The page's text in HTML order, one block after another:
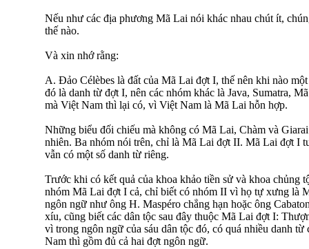
Nếu như các địa phương Mã Lai nói khác nhau chút ít,
thế nào.
Và xin nhớ rằng:
A. Đảo Célèbes là đất của Mã Lai đợt I, thế nên khi nào
đó là danh từ đợt I, nên các nhóm khác là Java, Sumatra,
mà Việt Nam thì lại có, vì Việt Nam là Mã Lai hỗn hợp.
Những biểu đối chiếu mà không có Mã Lai, Chàm và
nhiên. Ba nhóm nói trên, chỉ là Mã Lai đợt II. Mã Lai đợt I
vẫn có một số danh từ riêng.
Trước khi có kết quả của khoa khảo tiền sử và khoa chủng
nhóm Mã Lai đợt I cả, chỉ biết có nhóm II vì họ tự xưng là
ngôn ngữ như ông H. Maspéro chẳng hạn hoặc ông
xíu, cũng biết các dân tộc sau đây thuộc Mã Lai đợt I:
vì trong ngôn ngữ của sáu dân tộc đó, có quá nhiều danh
Nam thì gồm đủ cả hai đợt ngôn ngữ.